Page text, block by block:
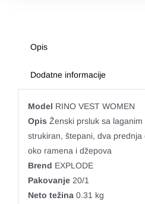
Opis
Dodatne informacije
Model RINO VEST WOMEN
OpisŽenski prsluk sa laganim
strukiran, štepani, dva
oko ramena i džepova
Brend EXPLODE
Pakovanje20/1
Neto težina0.31 kg